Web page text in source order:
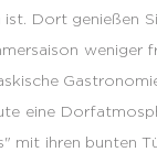
Dort genießen
weniger
eine
mit ihren bunten